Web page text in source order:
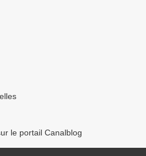
le portail Canalblog